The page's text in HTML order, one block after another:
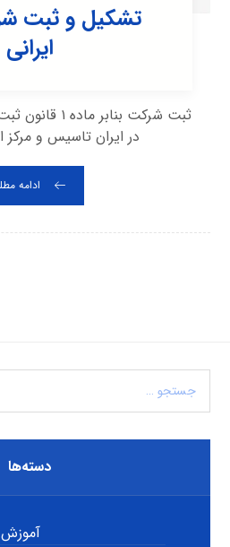
تشکیل و ثبت
ایرانی
ثبت شرکت
در ایران تاسیس و
ادامه
دسته‌ها
آموزش